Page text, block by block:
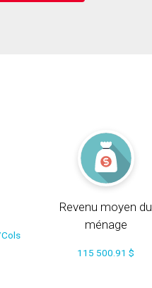
Revenu moyen du
ménage
115 500.91 $